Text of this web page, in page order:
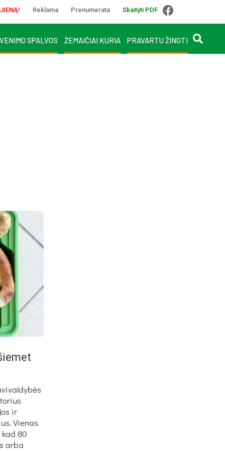
Reklama Prenumerata Skaityti PDF
SPALVOS ŽEMAIČIAI KURIA PRAVARTU ŽINOTI
ir
Vienas
80
arba